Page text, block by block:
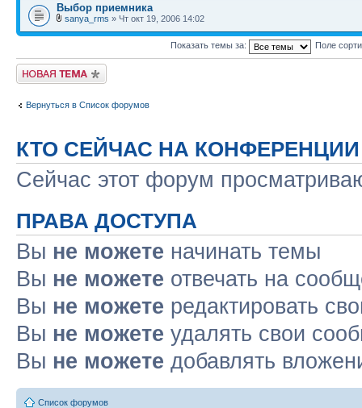
Выбор приемника
sanya_rms » Чт окт 19, 2006 14:02
Показать темы за: Поле
Новая тема
Вернуться в Список форумов
КТО СЕЙЧАС НА КОНФЕРЕНЦИИ
Сейчас этот форум
ПРАВА ДОСТУПА
Вы не можете начинать темы
Вы не можете отвечать на
Вы не можете редактировать
Вы не можете удалять свои
Вы не можете добавлять
Список форумов